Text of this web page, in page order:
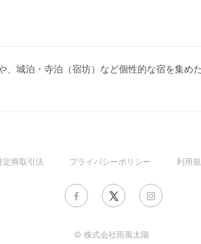
城泊・寺泊（宿坊）など個性的な宿を集
定商取引法 プライバシーポリシー 利用
© 株式会社雨風太陽